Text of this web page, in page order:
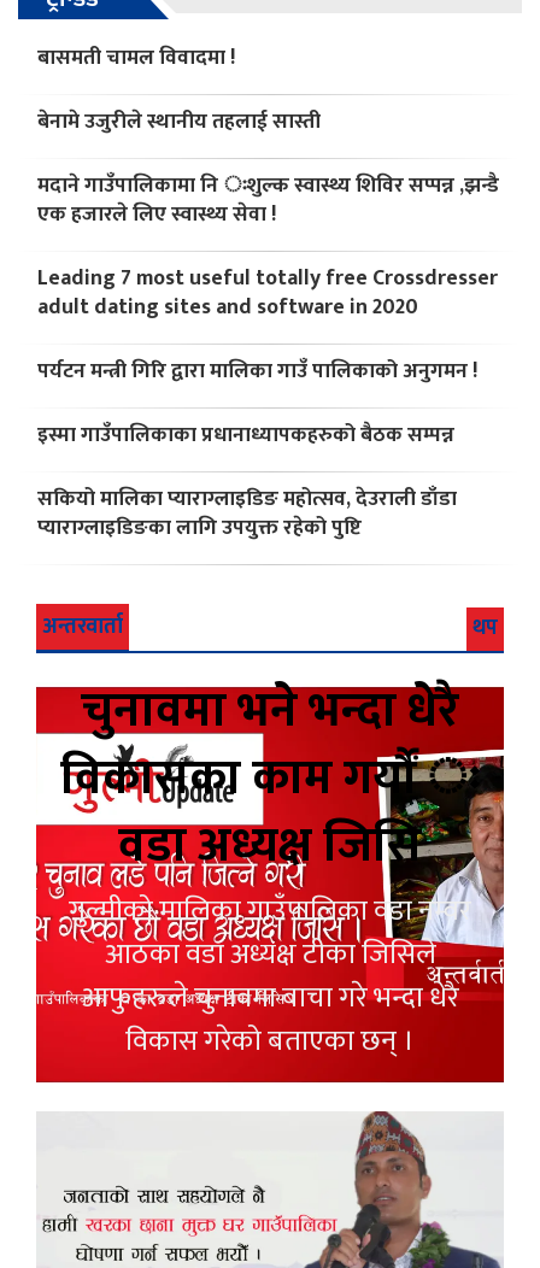
बासमती चामल विवादमा !
बेनामे उजुरीले स्थानीय तहलाई सास्ती
मदाने गाउँपालिकामा नि ःशुल्क स्वास्थ्य शिविर सप्पन्न ,झन्डै
एक हजारले लिए स्वास्थ्य सेवा !
Leading 7 most useful totally free Crossdresser
adult dating sites and software in 2020
पर्यटन मन्त्री गिरि द्वारा मालिका गाउँ पालिकाको अनुगमन !
इस्मा गाउँपालिकाका प्रधानाध्यापकहरुको बैठक सम्पन्न
सकियो मालिका प्याराग्लाइडिङ महोत्सव, देउराली डाँडा
प्याराग्लाइडिङका लागि उपयुक्त रहेको पुष्टि
अन्तरवार्ता थप
चुनावमा भने भन्दा धेरै
विकासका काम गर्यौं ः
वडा अध्यक्ष जिसि
गुल्मीको मालिका गाउँपालिका वडा नम्वर
आठका वडा अध्यक्ष टीका जिसिले
आफुहरुले चुनावमा बाचा गरे भन्दा धेरै
विकास गरेको बताएका छन् ।